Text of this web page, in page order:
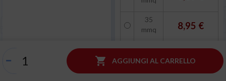
 AGGIUNGI AL CARRELLO
35
mmq
8,95 €